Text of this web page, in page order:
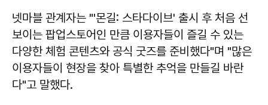
넷마블 관계자는 "'몬길: 스타다이브' 출시 후 처음 선
보이는 팝업스토어인 만큼 이용자들이 즐길 수 있는
다양한 체험 콘텐츠와 공식 굿즈를 준비했다"며 "많은
이용자들이 현장을 찾아 특별한 추억을 만들길 바란
다"고 말했다.